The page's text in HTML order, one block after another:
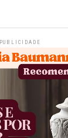
PUBLICIDADE